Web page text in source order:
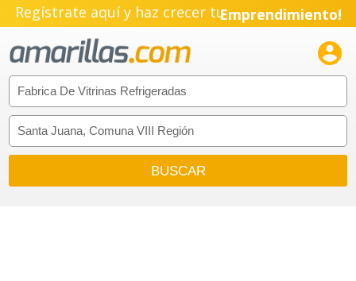
Regístrate aquí y haz crecer tuEmprendimiento!
